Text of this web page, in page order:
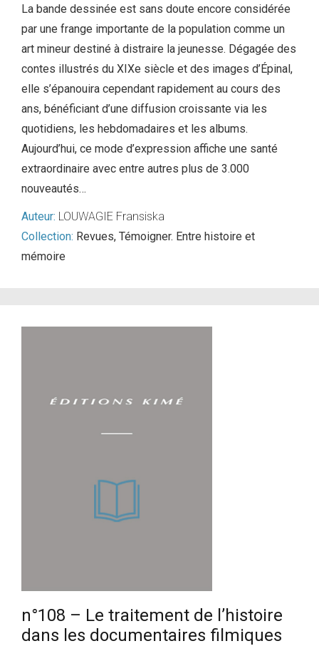
La bande dessinée est sans doute encore considérée
par une frange importante de la population comme un
art mineur destiné à distraire la jeunesse. Dégagée des
contes illustrés du XIXe siècle et des images d’Épinal,
elle s’épanouira cependant rapidement au cours des
ans, bénéficiant d’une diffusion croissante via les
quotidiens, les hebdomadaires et les albums.
Aujourd’hui, ce mode d’expression affiche une santé
extraordinaire avec entre autres plus de 3.000
nouveautés…
Auteur: LOUWAGIE Fransiska
Collection: Revues, Témoigner. Entre histoire et
mémoire
n°108 – Le traitement de l’histoire
dans les documentaires filmiques